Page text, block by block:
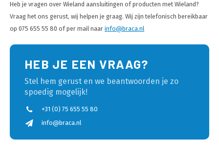
Heb je vragen over Wieland aansluitingen of producten met Wieland?
Vraag het ons gerust, wij helpen je graag. Wij zijn telefonisch bereikbaar
op 075 655 55 80 of per mail naar info@braca.nl
HEB JE EEN VRAAG?
Stel hem gerust en we beantwoorden je zo
spoedig mogelijk!
+31 (0) 75 655 55 80
info@braca.nl